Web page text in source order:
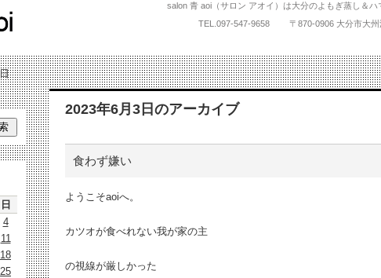
salon 青 aoi（サロン アオイ）は大分のよもぎ蒸し＆
TEL. 097-547-9658 〒870-0906 大分
2023年6月3日 のアーカイブ
食わず嫌い
ようこそaoiへ。
カツオが食べれない我が家の主
の視線が厳しかった
日
4
11
18
25